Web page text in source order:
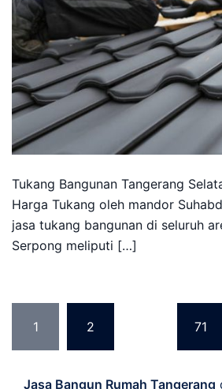
Tukang Bangunan Tangerang
Harga Tukang oleh mandor
jasa tukang bangunan di seluruh
Serpong meliputi […]
pagination
1 2 71
Jasa Bangun Rumah Tangerang